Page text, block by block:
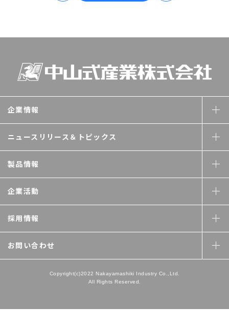
企業情報
ニュースリリース＆ トピックス
製品情報
企業活動
採用情報
お問い合わせ
Copyright(c)2022 Nakayamashiki Industry Co.,Ltd.
All Rights Reserved.